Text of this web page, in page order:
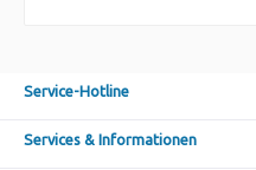
Service-Hotline
Services & Informationen